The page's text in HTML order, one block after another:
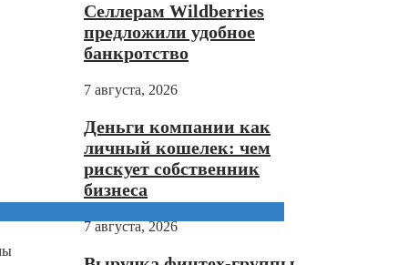
Селлерам Wildberries
предложили удобное
банкротство
7 августа, 2026
Деньги компании как
личный кошелек: чем
рискует собственник
бизнеса
7 августа, 2026